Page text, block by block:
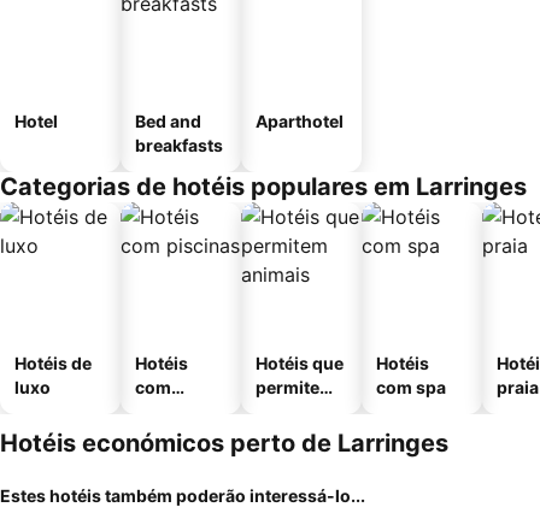
Hotel
Bed and
breakfasts
Aparthotel
Categorias de hotéis populares em Larringes
Hotéis de
luxo
Hotéis
com
Hotéis que
permitem
Hotéis
com spa
praia
Hotéis económicos perto de Larringes
Estes hotéis também poderão interessá-lo...